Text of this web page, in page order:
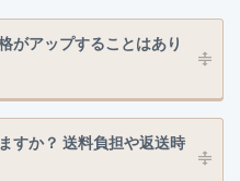
がアップすることはあり
すか？ 送料負担や返送時